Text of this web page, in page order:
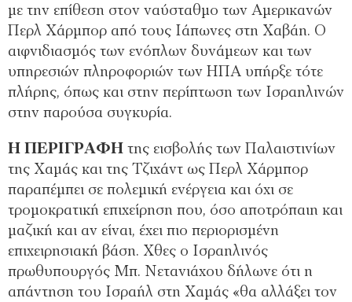
με την επίθεση στον ναύσταθμο των Αμερικανών
Περλ Χάρμπορ από τους Ιάπωνες στη Χαβάη. Ο
αιφνιδιασμός των ενόπλων δυνάμεων και των
υπηρεσιών πληροφοριών των ΗΠΑ υπήρξε τότε
πλήρης, όπως και στην περίπτωση των Ισραηλινών
στην παρούσα συγκυρία.
Η ΠΕΡΙΓΡΑΦΗ της εισβολής των Παλαιστινίων
της Χαμάς και της Τζιχάντ ως Περλ Χάρμπορ
παραπέμπει σε πολεμική ενέργεια και όχι σε
τρομοκρατική επιχείρηση που, όσο αποτρόπαιη και
μαζική και αν είναι, έχει πιο περιορισμένη
επιχειρησιακή βάση. Χθες ο Ισραηλινός
πρωθυπουργός Μπ. Νετανιάχου δήλωνε ότι η
απάντηση του Ισραήλ στη Χαμάς «θα αλλάξει τον